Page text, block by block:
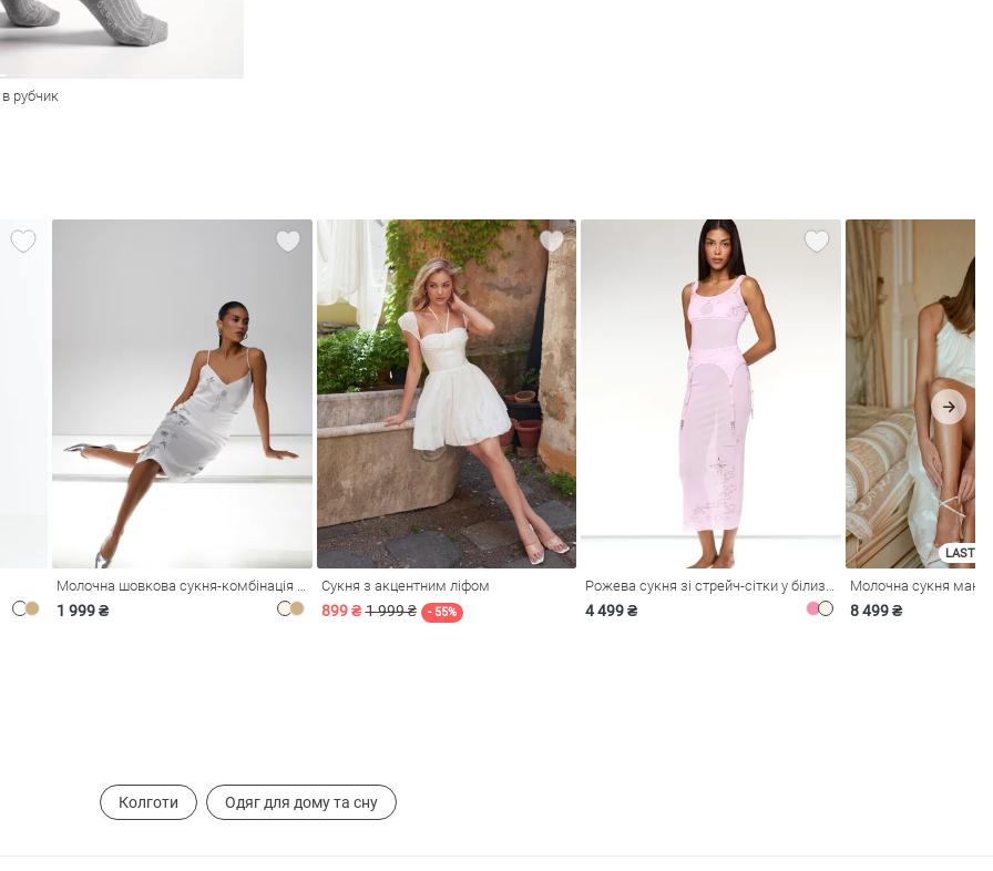
в рубчик
1 999 ₴
Сукня з акцентним ліфом
899 ₴ 1 999 ₴ - 55% 4 499 ₴
LAST
8 499 ₴
Колготи Одяг для дому та сну